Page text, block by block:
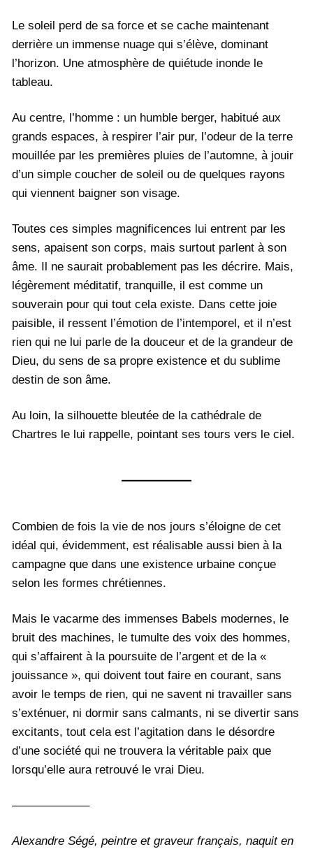
Le soleil perd de sa force et se cache maintenant
derrière un immense nuage qui s’élève, dominant
l’horizon. Une atmosphère de quiétude inonde le
tableau.
Au centre, l’homme : un humble berger, habitué aux
grands espaces, à respirer l’air pur, l’odeur de la terre
mouillée par les premières pluies de l’automne, à jouir
d’un simple coucher de soleil ou de quelques rayons
qui viennent baigner son visage.
Toutes ces simples magnificences lui entrent par les
sens, apaisent son corps, mais surtout parlent à son
âme. Il ne saurait probablement pas les décrire. Mais,
légèrement méditatif, tranquille, il est comme un
souverain pour qui tout cela existe. Dans cette joie
paisible, il ressent l’émotion de l’intemporel, et il n’est
rien qui ne lui parle de la douceur et de la grandeur de
Dieu, du sens de sa propre existence et du sublime
destin de son âme.
Au loin, la silhouette bleutée de la cathédrale de
Chartres le lui rappelle, pointant ses tours vers le ciel.
Combien de fois la vie de nos jours s’éloigne de cet
idéal qui, évidemment, est réalisable aussi bien à la
campagne que dans une existence urbaine conçue
selon les formes chrétiennes.
Mais le vacarme des immenses Babels modernes, le
bruit des machines, le tumulte des voix des hommes,
qui s’affairent à la poursuite de l’argent et de la «
jouissance », qui doivent tout faire en courant, sans
avoir le temps de rien, qui ne savent ni travailler sans
s’exténuer, ni dormir sans calmants, ni se divertir sans
excitants, tout cela est l’agitation dans le désordre
d’une société qui ne trouvera la véritable paix que
lorsqu’elle aura retrouvé le vrai Dieu.
——————–
Alexandre Ségé, peintre et graveur français, naquit en